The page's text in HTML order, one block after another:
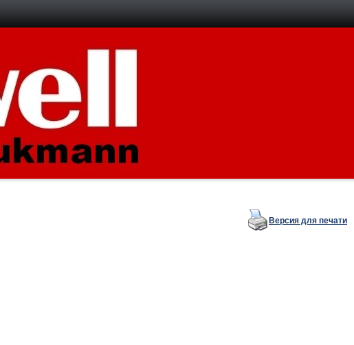
Версия для печати